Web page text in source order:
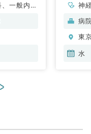
一般内
般、一般
神
科
病
東
水